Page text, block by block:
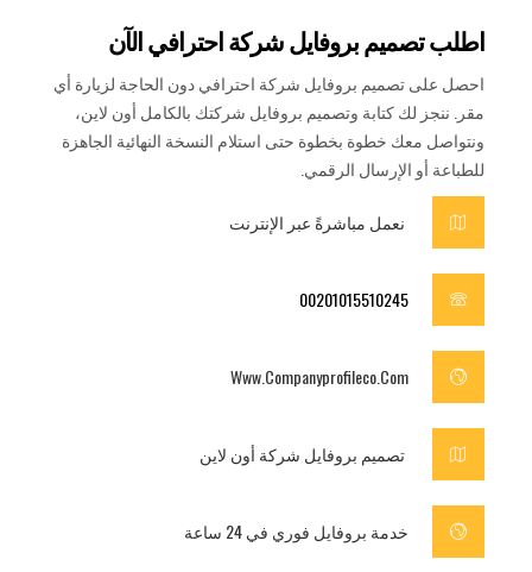
اطلب تصميم بروفايل شركة احترافي الآن
احصل على تصميم بروفايل شركة احترافي دون الحاجة لزيارة أي
مقر. ننجز لك كتابة وتصميم بروفايل شركتك بالكامل أون لاين،
ونتواصل معك خطوة بخطوة حتى استلام النسخة النهائية الجاهزة
للطباعة أو الإرسال الرقمي.
نعمل مباشرةً عبر الإنترنت
00201015510245
Www.companyprofileco.com
تصميم بروفايل شركة أون لاين
خدمة بروفايل فوري في 24 ساعة